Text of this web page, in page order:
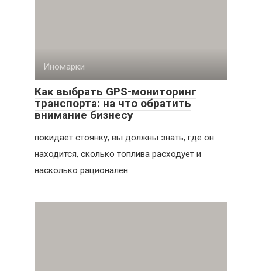
Иномарки
Как выбрать GPS-мониторинг
транспорта: на что обратить
внимание бизнесу
покидает стоянку, вы должны знать, где он
находится, сколько топлива расходует и
насколько рационален